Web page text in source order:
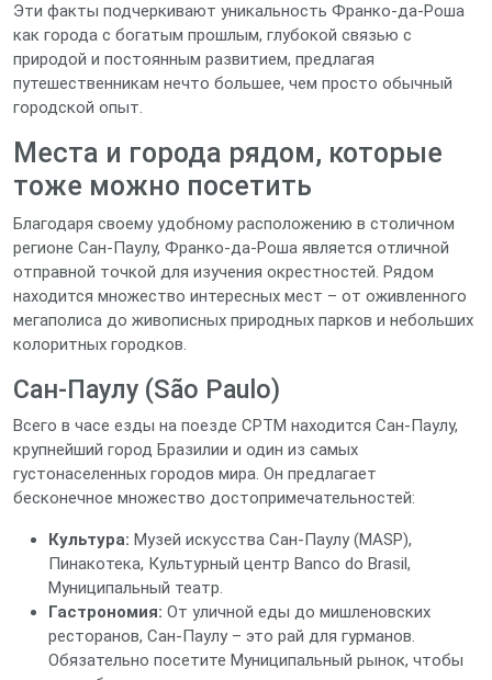
Эти факты подчеркивают уникальность Франко-да-Роша
как города с богатым прошлым, глубокой связью с
природой и постоянным развитием, предлагая
путешественникам нечто большее, чем просто обычный
городской опыт.
Места и города рядом, которые
тоже можно посетить
Благодаря своему удобному расположению в столичном
регионе Сан-Паулу, Франко-да-Роша является отличной
отправной точкой для изучения окрестностей. Рядом
находится множество интересных мест – от оживленного
мегаполиса до живописных природных парков и небольших
колоритных городков.
Сан-Паулу (São Paulo)
Всего в часе езды на поезде CPTM находится Сан-Паулу,
крупнейший город Бразилии и один из самых
густонаселенных городов мира. Он предлагает
бесконечное множество достопримечательностей:
Культура: Музей искусства Сан-Паулу (MASP),
Пинакотека, Культурный центр Banco do Brasil,
Муниципальный театр.
Гастрономия: От уличной еды до мишленовских
ресторанов, Сан-Паулу – это рай для гурманов.
Обязательно посетите Муниципальный рынок, чтобы